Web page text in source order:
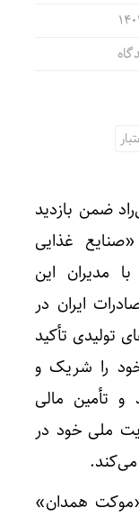
ضمن بازدید
غذایی
مدیران این
ایران در
تولیدی تأکید
را شریک و
و تأمین مالی
ملی خود در
همدان»